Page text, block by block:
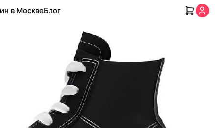
в МосквеБлог